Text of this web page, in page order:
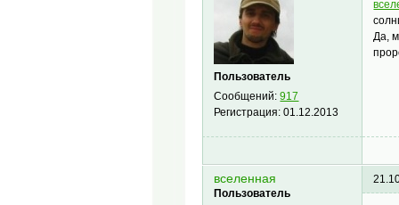
Пользователь
Сообщений:917
Регистрация:01.12.2013
Да,
вселенная
Пользователь